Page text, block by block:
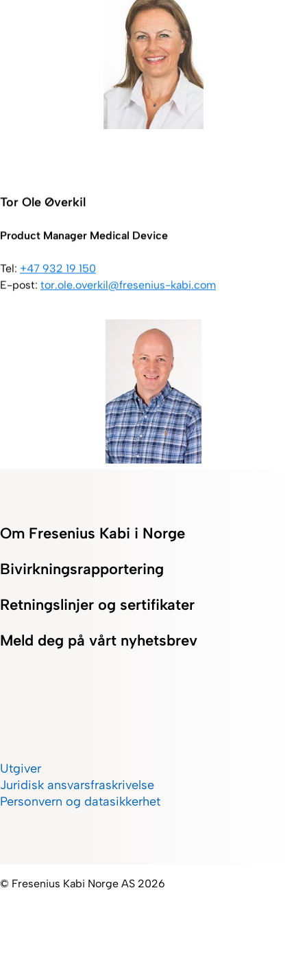
Tor Ole Øverkil
Product Manager Medical Device
Tel: +47 932 19 150
E-post: tor.ole.overkil@fresenius-kabi.com
Om Fresenius Kabi i Norge
Bivirkningsrapportering
Retningslinjer og sertifikater
Meld deg på vårt nyhetsbrev
Utgiver
Juridisk ansvarsfraskrivelse
Personvern og datasikkerhet
© Fresenius Kabi Norge AS 2026